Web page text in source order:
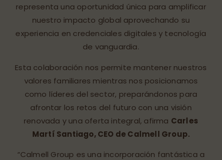
representa una oportunidad única para amplificar
nuestro impacto global aprovechando su
experiencia en credenciales digitales y tecnología
de vanguardia.
Esta colaboración nos permite mantener nuestros
valores familiares mientras nos posicionamos
como líderes del sector, preparándonos para
afrontar los retos del futuro con una visión
renovada y una oferta integral, afirma Carles
Martí Santiago, CEO de Calmell Group.
“Calmell Group es una incorporación fantástica a